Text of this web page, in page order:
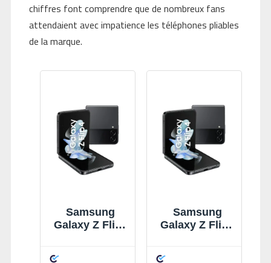
chiffres font comprendre que de nombreux fans
attendaient avec impatience les téléphones pliables
de la marque.
Samsung
Galaxy Z Flip4
Samsung
Galaxy Z Flip4